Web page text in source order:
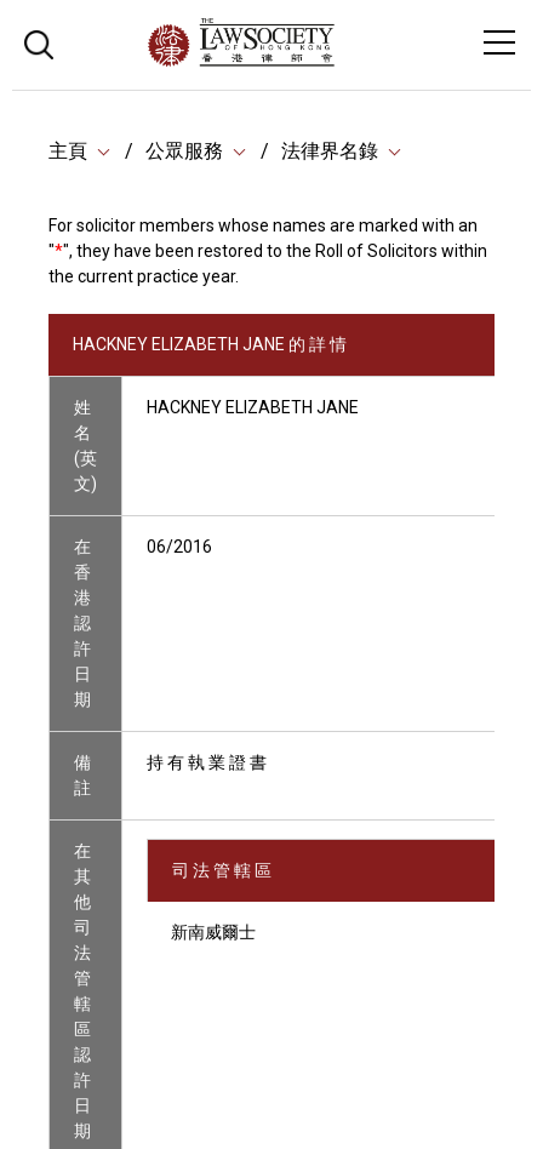
主頁 公眾服務 法律界名錄
For solicitor members whose names are marked with an
"*", they have been restored to the Roll of Solicitors within
the current practice year.
HACKNEY ELIZABETH JANE 的 詳 情
姓
名
(英
文)
HACKNEY ELIZABETH JANE
在
香
港
認
許
日
期
06/2016
備
註
持 有 執 業 證 書
在
其
他
司
法
管
轄
區
認
許
日
期
司 法 管 轄 區
新南威爾士